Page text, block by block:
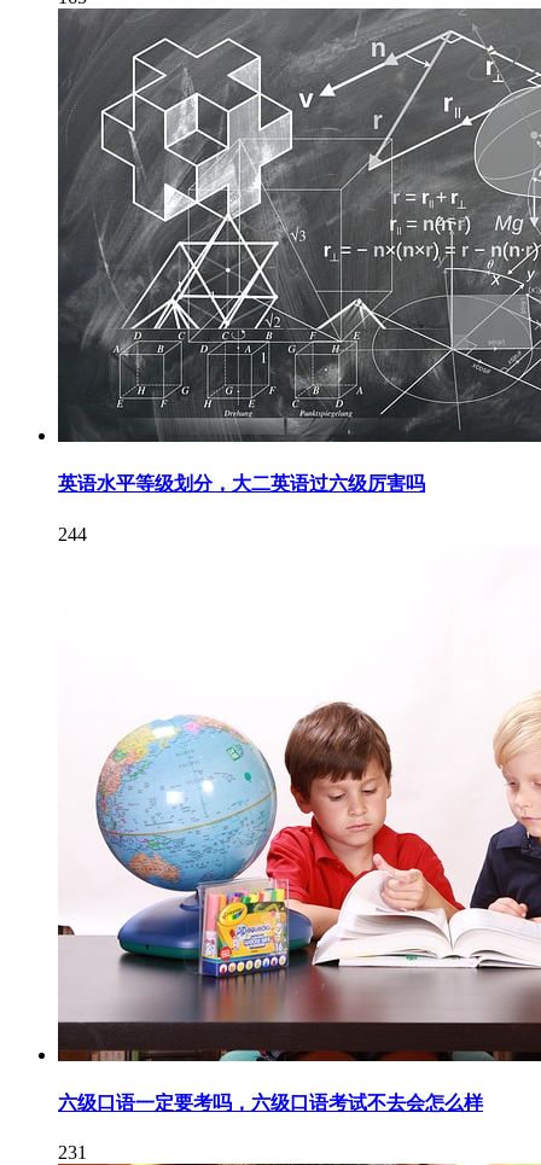
英语水平等级划分，大二英语过六级厉害吗
244
六级口语一定要考吗，六级口语考试不去会怎么样
231